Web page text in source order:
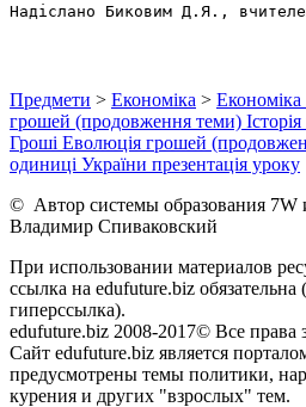
Надіслано Биковим Д.Я.,
Предмети > Економіка > Економіка
грошей (продовження теми)
Гроші Еволюція грошей
одиниці України презентація уроку
© Автор системы образования 7W
Владимир Спиваковский
При использовании материалов
ссылка на edufuture.biz обязательна
гиперссылка).
edufuture.biz 2008-2017© Все
Сайт edufuture.biz является
предусмотрены темы политики,
курения и других "взрослых" тем.